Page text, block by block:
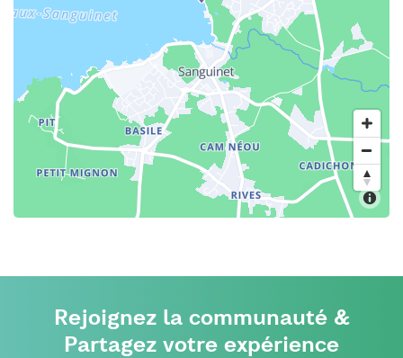
Rejoignez la communauté &
Partagez votre expérience